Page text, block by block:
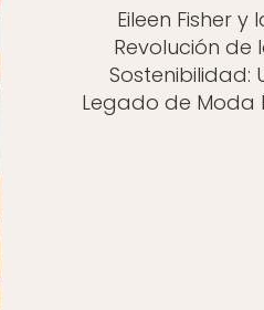
Eileen Fisher y
Revolución de
Sostenibilidad:
Legado de Moda